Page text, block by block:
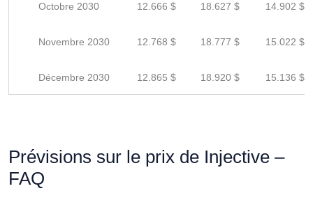
Octobre 2030 12.666 $ 18.627 $ 14.902 $
Novembre 2030 12.768 $ 18.777 $ 15.022 $
Décembre 2030 12.865 $ 18.920 $ 15.136 $
Prévisions sur le prix de Injective –
FAQ